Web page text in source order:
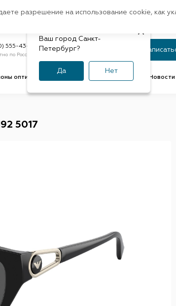
Регион:Санкт-Петербург Быстрая
555-43-47
по России
Статус заказа
оптики Новости
5017
Ваш город Санкт-
Петербург?
Да Нет
разрешение на использование cookie, как